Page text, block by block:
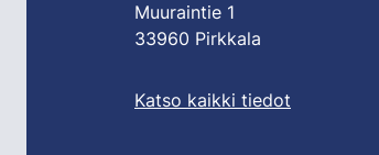
Muuraintie 1
33960 Pirkkala
Katso kaikki tiedot